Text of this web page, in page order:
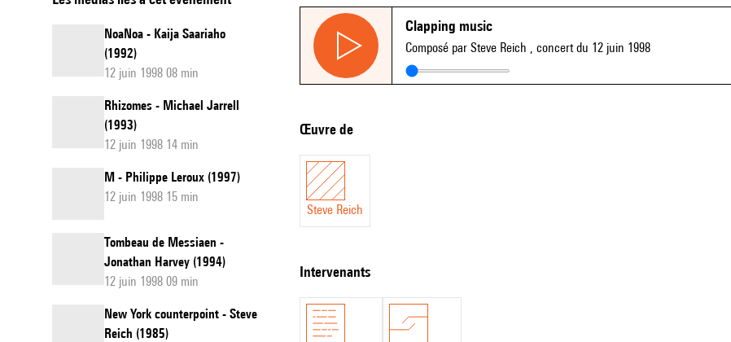
NoaNoa - Kaija Saariaho
(1992)
12 juin 1998 08 min
Rhizomes - Michael Jarrell
(1993)
12 juin 1998 14 min
M - Philippe Leroux (1997)
12 juin 1998 15 min
Tombeau de Messiaen -
Jonathan Harvey (1994)
12 juin 1998 09 min
New York counterpoint - Steve
Reich (1985)
Clapping music
Composé par Steve Reich , concert du 12 juin 1998
Œuvre de
Steve Reich
intervenants